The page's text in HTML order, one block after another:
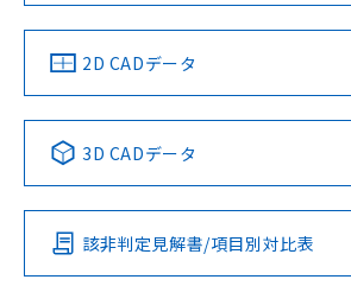
中国 RoHS 注意事項・凡例
Pb Hg Cd
O
LR型式承認
（イギリス
船舶規格）
DNV型式承認
（ノルウェー
BV
（
No No No
この製品の規格認
その他の認証はこちらのページ
2D CADデータ
3D CADデータ
該非判定見解書/項目別対比表